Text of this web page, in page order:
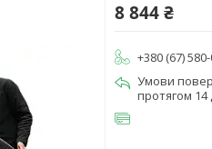
8 844 ₴
+380 (67)
протягом 14